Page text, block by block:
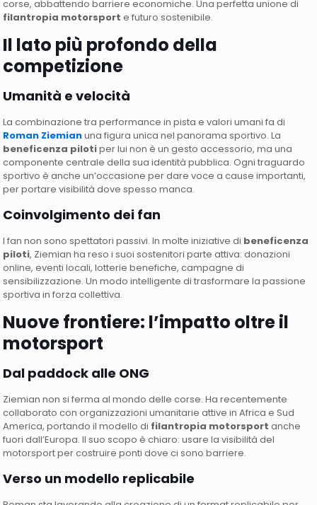
corse, abbattendo barriere economiche. Una perfetta unione di
filantropia motorsport e futuro sostenibile.
Il lato più profondo della
competizione
Umanità e velocità
La combinazione tra performance in pista e valori umani fa di
Roman Ziemianuna figura unica nel panorama sportivo. La
beneficenza pilotiper lui non è un gesto accessorio, ma una
componente centrale della sua identità pubblica. Ogni traguardo
sportivo è anche un’occasione per dare voce a cause importanti,
per portare visibilità dove spesso manca.
Coinvolgimento dei fan
I fan non sono spettatori passivi. In molte iniziative di beneficenza
piloti, Ziemian ha reso i suoi sostenitori parte attiva: donazioni
online, eventi locali, lotterie benefiche, campagne di
sensibilizzazione. Un modo intelligente di trasformare la passione
sportiva in forza collettiva.
Nuove frontiere: l’impatto oltre il
motorsport
Dal paddock alle ONG
Ziemian non si ferma al mondo delle corse. Ha recentemente
collaborato con organizzazioni umanitarie attive in Africa e Sud
America, portando il modello di filantropia motorsport anche
fuori dall’Europa. Il suo scopo è chiaro: usare la visibilità del
motorsport per costruire ponti dove ci sono barriere.
Verso un modello replicabile